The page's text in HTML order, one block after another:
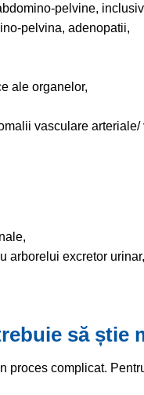
pelvine,
pelvina, adenopatii,
ale organelor,
vasculare arteriale/
excretor
să știe
proces complicat.